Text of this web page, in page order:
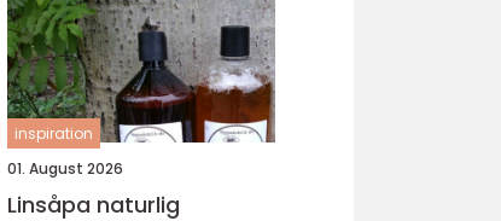
inspiration
01. August 2026
Linsåpa naturlig